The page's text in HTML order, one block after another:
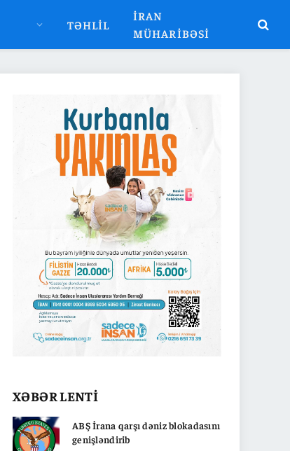
TƏHLIL
İRAN
MÜHARIBƏSI
XƏBƏR LENTİ
ABŞ İrana qarşı dəniz blokadasını
genişləndirib